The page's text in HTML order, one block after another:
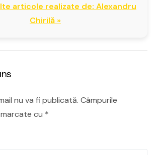
articole realizate de: Alexandru
Chirilă »
nu va fi publicată. Câmpurile
cu *